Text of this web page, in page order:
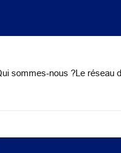
sommes-nous ?Le réseau